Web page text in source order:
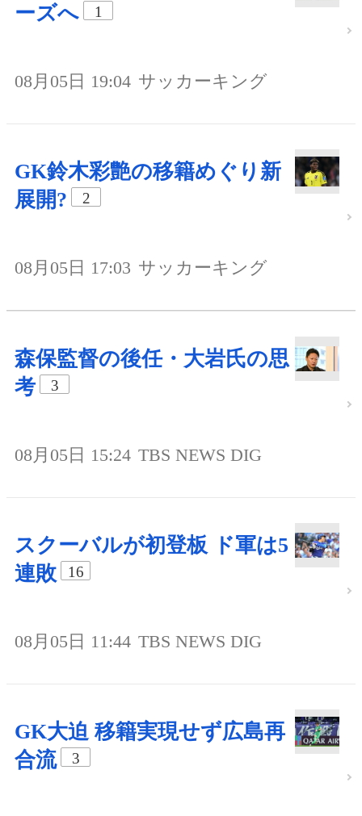
ーズへ
1
08月05日 19:04 サッカーキング
GK鈴木彩艶の移籍めぐり新
展開?
2
08月05日 17:03 サッカーキング
森保監督の後任・大岩氏の思
考
3
08月05日 15:24 TBS NEWS DIG
スクーバルが初登板 ド軍は5
連敗
16
08月05日 11:44 TBS NEWS DIG
GK大迫 移籍実現せず広島再
合流
3